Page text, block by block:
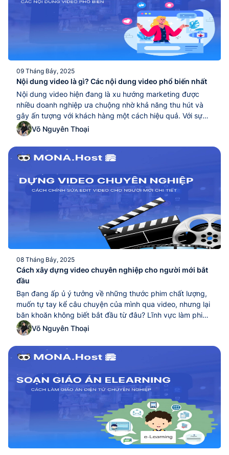
09 Tháng Bảy, 2025
Nội dung video là gì? Các nội dung video phổ biến nhất
Nội dung video hiện đang là xu hướng marketing được
nhiều doanh nghiệp ưa chuộng nhờ khả năng thu hút và
gây ấn tượng với khách hàng một cách hiệu quả. Với sự
phát triển mạnh mẽ của các nền tảng số, nội dung video
không chỉ dễ dàng thu hút sự chú ý mà...
Võ Nguyên Thoại
08 Tháng Bảy, 2025
Cách xây dựng video chuyên nghiệp cho người mới bắt
đầu
Bạn đang ấp ủ ý tưởng về những thước phim chất lượng,
muốn tự tay kể câu chuyện của mình qua video, nhưng lại
băn khoăn không biết bắt đầu từ đâu? Lĩnh vực làm phim,
dựng clip có vẻ phức tạp, nhưng thực ra, nó hoàn toàn
nằm trong tầm tay nếu bạn nắm...
Võ Nguyên Thoại